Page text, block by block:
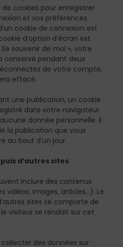
cookies pour enregistrer
et vos préférences
cookie de connexion est
d’option d’écran est
souvenir de moi », votre
conservé pendant deux
de votre compte,
effacé.
une publication, un cookie
dans votre navigateur.
donnée personnelle. Il
la publication que vous
au bout d’un jour.
d’autres sites
inclure des contenus
vidéos, images, articles…). Le
sites se comporte de
visiteur se rendait sur cet
des données sur